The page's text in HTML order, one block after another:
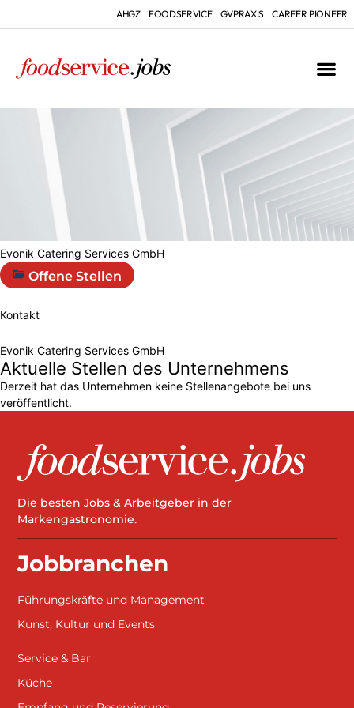
AHGZ FOODSERVICE GVPRAXIS CAREER PIONEER
Evonik Catering Services GmbH
Offene Stellen
Kontakt
Evonik Catering Services GmbH
Aktuelle Stellen des Unternehmens
Derzeit hat das Unternehmen keine Stellenangebote bei uns
veröffentlicht.
Die besten Jobs & Arbeitgeber in der
Markengastronomie.
Jobbranchen
Führungskräfte und Management
Kunst, Kultur und Events
Service & Bar
Küche